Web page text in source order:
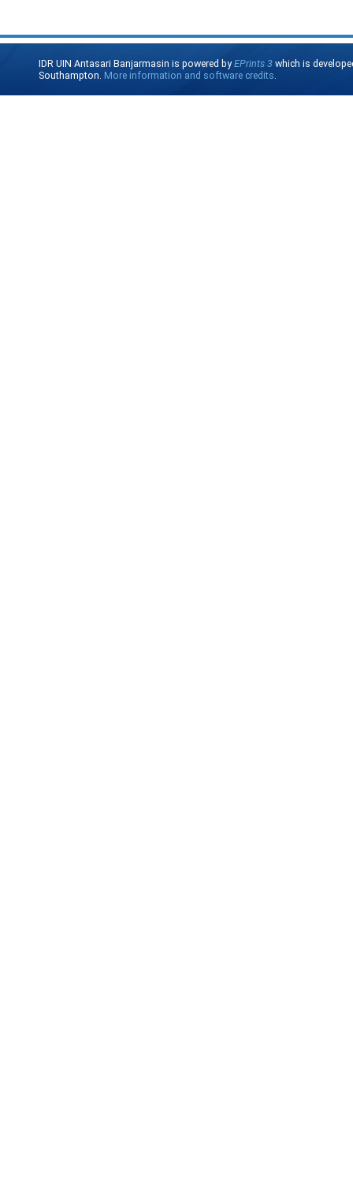
IDR UIN Antasari Banjarmasin is powered byEPrints 3 which is
Southampton. More information and software credits.